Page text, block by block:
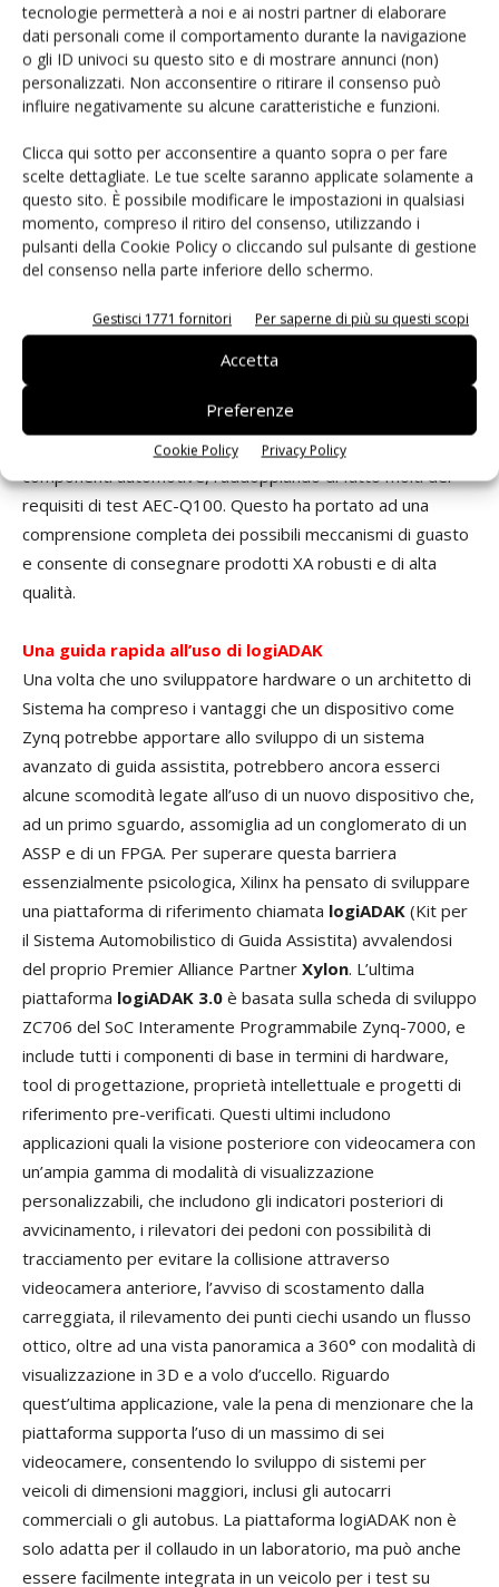
tecnologie permetterà a noi e ai nostri partner di elaborare
dati personali come il comportamento durante la navigazione
o gli ID univoci su questo sito e di mostrare annunci (non)
personalizzati. Non acconsentire o ritirare il consenso può
influire negativamente su alcune caratteristiche e funzioni.
Clicca qui sotto per acconsentire a quanto sopra o per fare
scelte dettagliate. Le tue scelte saranno applicate solamente a
questo sito. È possibile modificare le impostazioni in qualsiasi
momento, compreso il ritiro del consenso, utilizzando i
pulsanti della Cookie Policy o cliccando sul pulsante di gestione
del consenso nella parte inferiore dello schermo.
Gestisci 1771 fornitori Per saperne di più su questi scopi
Accetta
Preferenze
Cookie Policy Privacy Policy
dispositivi anziché un singolo dispositivo. XA Zynq consiste
in tre dispositivi che vanno da 28k (XA7Z010) oltre a 85k
(XA7Z020) per arrivare fino a 125k (XA7Z030) celle logiche,
tutte disponibili con un PS identico, ma che differiscono
di scalare i propri progetti e i propri costi per BOM
(distinta materiali) in modo rapido ed efficiente. Xilinx è
completamente consapevole dei requisiti di qualità e di
affidabilità nell’industria automobilistica e ha optato per
l’uso dello standard di qualifica AEC-Q100 unicamente
partire dalla famiglia XA Spartan 3A in tecnologia da 90 nm,
Xilinx ha iniziato a collaudare i prodotti in base al proprio
programma “Oltre AEC-Q100” sviluppato internamente, il
quale introduce sul mercato i requisiti più stringenti
provenienti dai principali produttori di autovetture e di
componenti automotive, raddoppiando di fatto molti dei
requisiti di test AEC-Q100. Questo ha portato ad una
comprensione completa dei possibili meccanismi di guasto
e consente di consegnare prodotti XA robusti e di alta
qualità.
Una guida rapida all’uso di logiADAK
Una volta che uno sviluppatore hardware o un architetto di
Sistema ha compreso i vantaggi che un dispositivo come
Zynq potrebbe apportare allo sviluppo di un sistema
avanzato di guida assistita, potrebbero ancora esserci
alcune scomodità legate all’uso di un nuovo dispositivo che,
ad un primo sguardo, assomiglia ad un conglomerato di un
ASSP e di un FPGA. Per superare questa barriera
essenzialmente psicologica, Xilinx ha pensato di sviluppare
una piattaforma di riferimento chiamata logiADAK (Kit per
il Sistema Automobilistico di Guida Assistita) avvalendosi
del proprio Premier Alliance Partner Xylon. L’ultima
piattaforma logiADAK 3.0 è basata sulla scheda di sviluppo
ZC706 del SoC Interamente Programmabile Zynq-7000, e
include tutti i componenti di base in termini di hardware,
tool di progettazione, proprietà intellettuale e progetti di
riferimento pre-verificati. Questi ultimi includono
applicazioni quali la visione posteriore con videocamera con
un’ampia gamma di modalità di visualizzazione
personalizzabili, che includono gli indicatori posteriori di
avvicinamento, i rilevatori dei pedoni con possibilità di
tracciamento per evitare la collisione attraverso
videocamera anteriore, l’avviso di scostamento dalla
carreggiata, il rilevamento dei punti ciechi usando un flusso
ottico, oltre ad una vista panoramica a 360° con modalità di
visualizzazione in 3D e a volo d’uccello. Riguardo
quest’ultima applicazione, vale la pena di menzionare che la
piattaforma supporta l’uso di un massimo di sei
videocamere, consentendo lo sviluppo di sistemi per
veicoli di dimensioni maggiori, inclusi gli autocarri
commerciali o gli autobus. La piattaforma logiADAK non è
solo adatta per il collaudo in un laboratorio, ma può anche
essere facilmente integrata in un veicolo per i test su